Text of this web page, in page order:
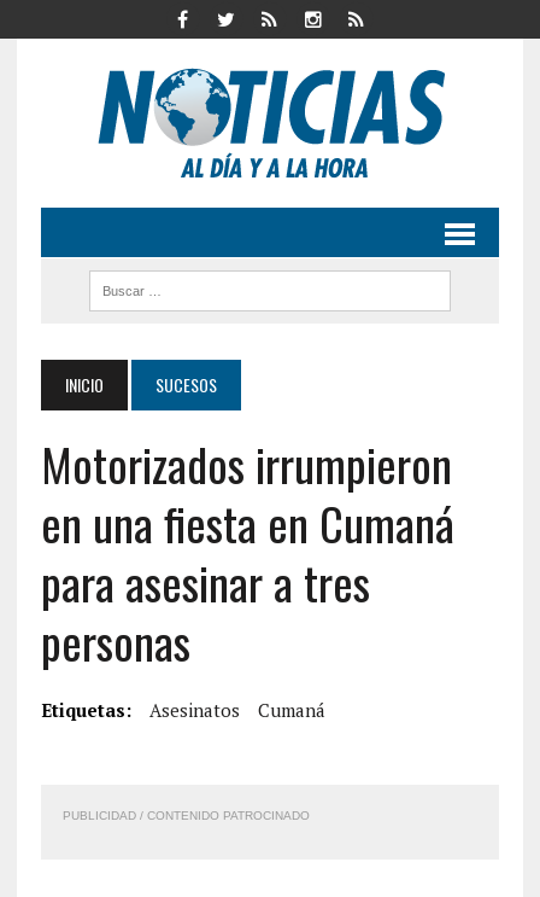
INICIO SUCESOS
Motorizados irrumpieron
en una fiesta en Cumaná
para asesinar a tres
personas
Etiquetas: Asesinatos Cumaná
PUBLICIDAD / CONTENIDO PATROCINADO